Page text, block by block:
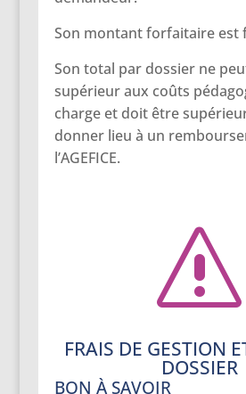
Son montant forfaitaire est
Son total par dossier ne
supérieur aux coûts
charge et doit être
donner lieu à un
l’AGEFICE.
s
FRAIS DE GESTION
DOSSIER
BON À SAVOIR